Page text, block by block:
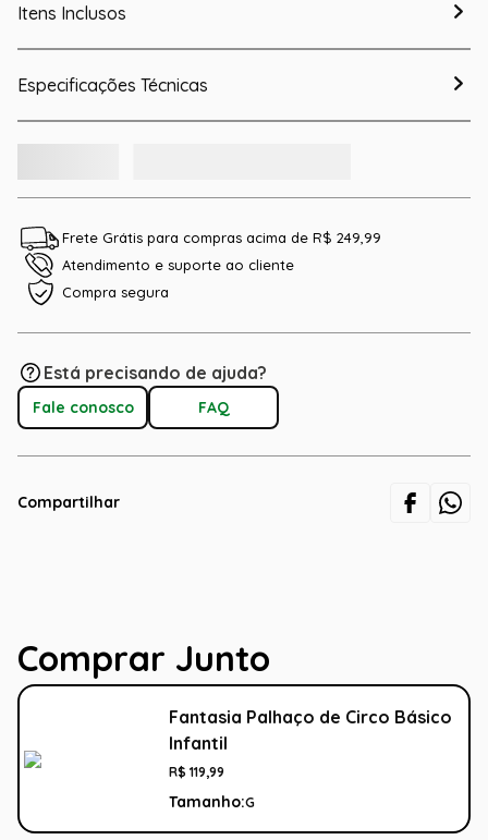
Itens Inclusos
Especificações Técnicas
Frete Grátis para compras acima de R$ 249,99
Atendimento e suporte ao cliente
Compra segura
Está precisando de ajuda?
Fale conosco FAQ
Compartilhar
Comprar Junto
Fantasia Palhaço de Circo Básico
Infantil
R$ 119,99
Tamanho:G